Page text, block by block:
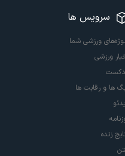
سرویس ها
ورزشی شما
ورزشی
ها و رقابت ها
زنده